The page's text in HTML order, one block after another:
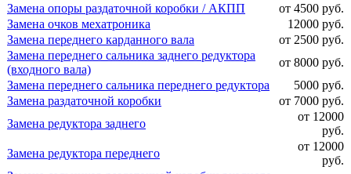
Замена опоры раздаточной коробки / АКПП
от 4500 руб.
Замена очков мехатроника
12000 руб.
Замена переднего карданного вала
от 2500 руб.
Замена переднего сальника заднего редуктора
(входного вала)
от 8000 руб.
Замена переднего сальника переднего редуктора
5000 руб.
Замена раздаточной коробки
от 7000 руб.
Замена редуктора заднего
от 12000
руб.
Замена редуктора переднего
от 12000
руб.